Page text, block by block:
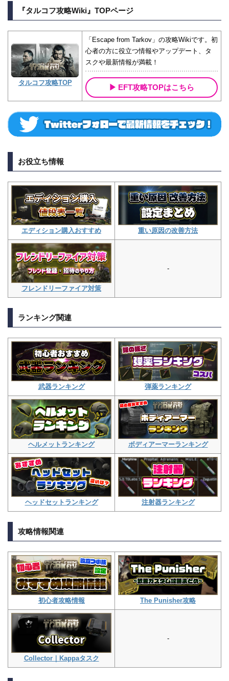
『タルコフ攻略Wiki』TOPページ
タルコフ攻略TOP
「Escape from Tarkov」の攻略Wikiです。初
心者の方に役立つ情報やアップデート、タ
スクや最新情報が満載！
EFT攻略TOPはこちら
お役立ち情報
エディション購入おすすめ 重い原因の改善方法
フレンドリーファイア対策
-
ランキング関連
武器ランキング 弾薬ランキング
ヘルメットランキング ボディアーマーランキング
ヘッドセットランキング 注射器ランキング
攻略情報関連
初心者攻略情報 The Punisher攻略
Collector｜Kappaタスク
-